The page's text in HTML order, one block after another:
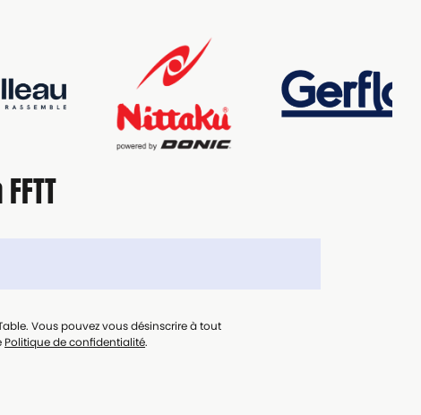
Vous pouvez vous désinscrire à tout
Politique de confidentialité.